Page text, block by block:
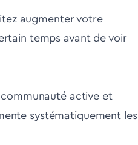
augmenter votre
temps avant de voir
active et
systématiquement les